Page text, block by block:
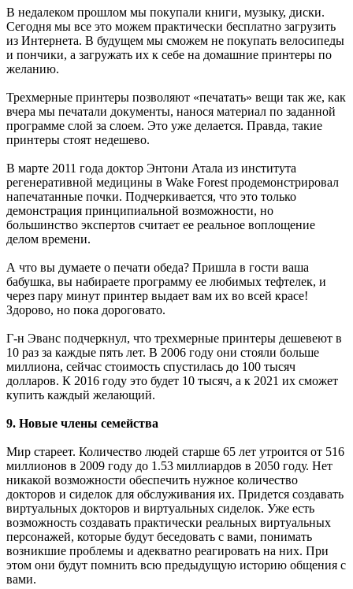
В недалеком прошлом мы покупали книги, музыку, диски.
Сегодня мы все это можем практически бесплатно загрузить
из Интернета. В будущем мы сможем не покупать велосипеды
и пончики, а загружать их к себе на домашние принтеры по
желанию.
Трехмерные принтеры позволяют «печатать» вещи так же, как
вчера мы печатали документы, нанося материал по заданной
программе слой за слоем. Это уже делается. Правда, такие
принтеры стоят недешево.
В марте 2011 года доктор Энтони Атала из института
регенеративной медицины в Wake Forest продемонстрировал
напечатанные почки. Подчеркивается, что это только
демонстрация принципиальной возможности, но
большинство экспертов считает ее реальное воплощение
делом времени.
А что вы думаете о печати обеда? Пришла в гости ваша
бабушка, вы набираете программу ее любимых тефтелек, и
через пару минут принтер выдает вам их во всей красе!
Здорово, но пока дороговато.
Г-н Эванс подчеркнул, что трехмерные принтеры дешевеют в
10 раз за каждые пять лет. В 2006 году они стояли больше
миллиона, сейчас стоимость спустилась до 100 тысяч
долларов. К 2016 году это будет 10 тысяч, а к 2021 их сможет
купить каждый желающий.
9. Новые члены семейства
Мир стареет. Количество людей старше 65 лет утроится от 516
миллионов в 2009 году до 1.53 миллиардов в 2050 году. Нет
никакой возможности обеспечить нужное количество
докторов и сиделок для обслуживания их. Придется создавать
виртуальных докторов и виртуальных сиделок. Уже есть
возможность создавать практически реальных виртуальных
персонажей, которые будут беседовать с вами, понимать
возникшие проблемы и адекватно реагировать на них. При
этом они будут помнить всю предыдущую историю общения с
вами.